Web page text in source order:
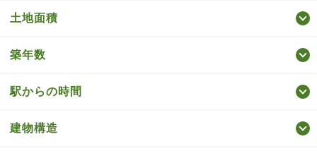
土地面積
築年数
駅からの時間
建物構造